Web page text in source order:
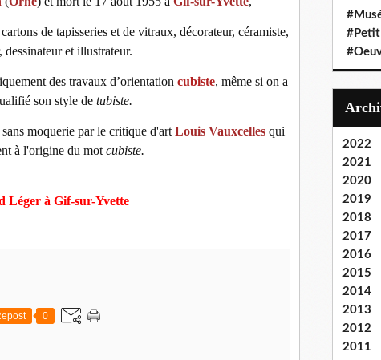
de tapisseries et de vitraux, décorateur, céramiste,
dessinateur et illustrateur.
des travaux d’orientation cubiste, même si on a
son style detubiste.
moquerie par le critique d'art Louis Vauxcellesqui
à l'origine du mot cubiste.
Léger à Gif-sur-Yvette
0
#Petit
2022
2021
2020
2019
2018
2017
2016
2015
2014
2013
2012
2011